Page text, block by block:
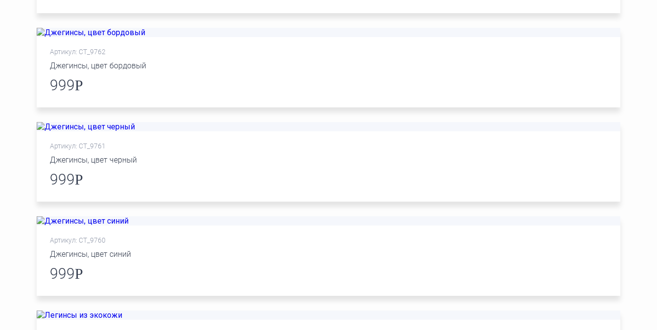
Артикул: СТ_9762
Джегинсы, цвет бордовый
999Р
Артикул: СТ_9761
Джегинсы, цвет черный
999Р
Артикул: СТ_9760
Джегинсы, цвет синий
999Р